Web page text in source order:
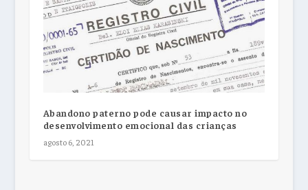
Abandono paterno pode causar impacto no
desenvolvimento emocional das crianças
agosto 6, 2021